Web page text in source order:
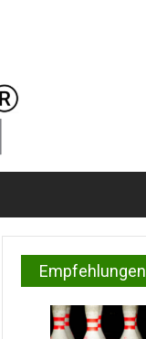
Empfehlungen